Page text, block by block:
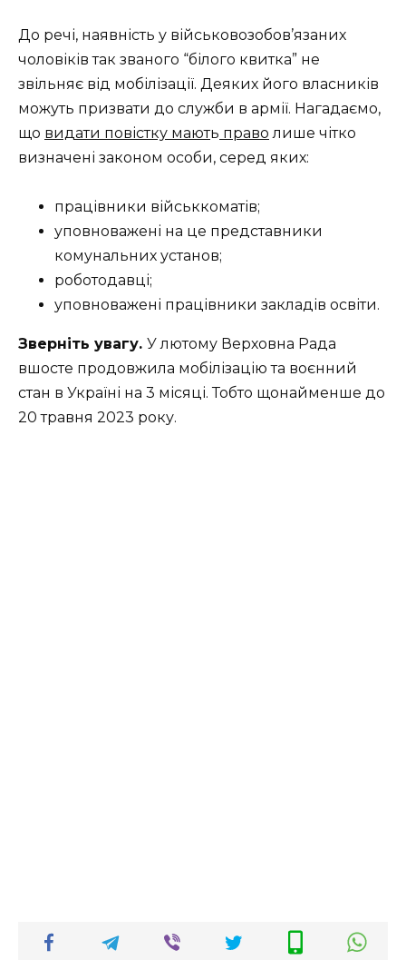
До речі, наявність у військовозобов’язаних
чоловіків так званого “білого квитка” не
звільняє від мобілізації. Деяких його власників
можуть призвати до служби в армії. Нагадаємо,
що видати повістку мають право лише чітко
визначені законом особи, серед яких:
працівники військкоматів;
уповноважені на це представники
комунальних установ;
роботодавці;
уповноважені працівники закладів освіти.
Зверніть увагу. У лютому Верховна Рада
вшосте продовжила мобілізацію та воєнний
стан в Україні на 3 місяці. Тобто щонайменше до
20 травня 2023 року.